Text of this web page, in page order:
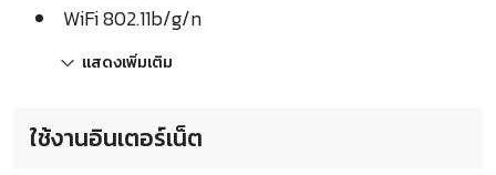
WiFi 802.11b/g/n
แสดงเพิ่มเติม
ใช้งานอินเตอร์เน็ต